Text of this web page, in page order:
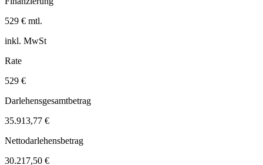
529 € mtl.
inkl. MwSt
Rate
529 €
Darlehensgesamtbetrag
35.913,77 €
Nettodarlehensbetrag
30.217,50 €